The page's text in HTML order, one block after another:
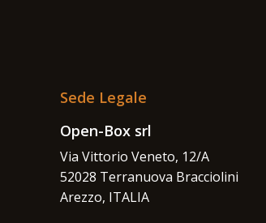
Sede Legale
Open-Box srl
Via Vittorio Veneto, 12/A
52028 Terranuova Bracciolini
Arezzo, ITALIA